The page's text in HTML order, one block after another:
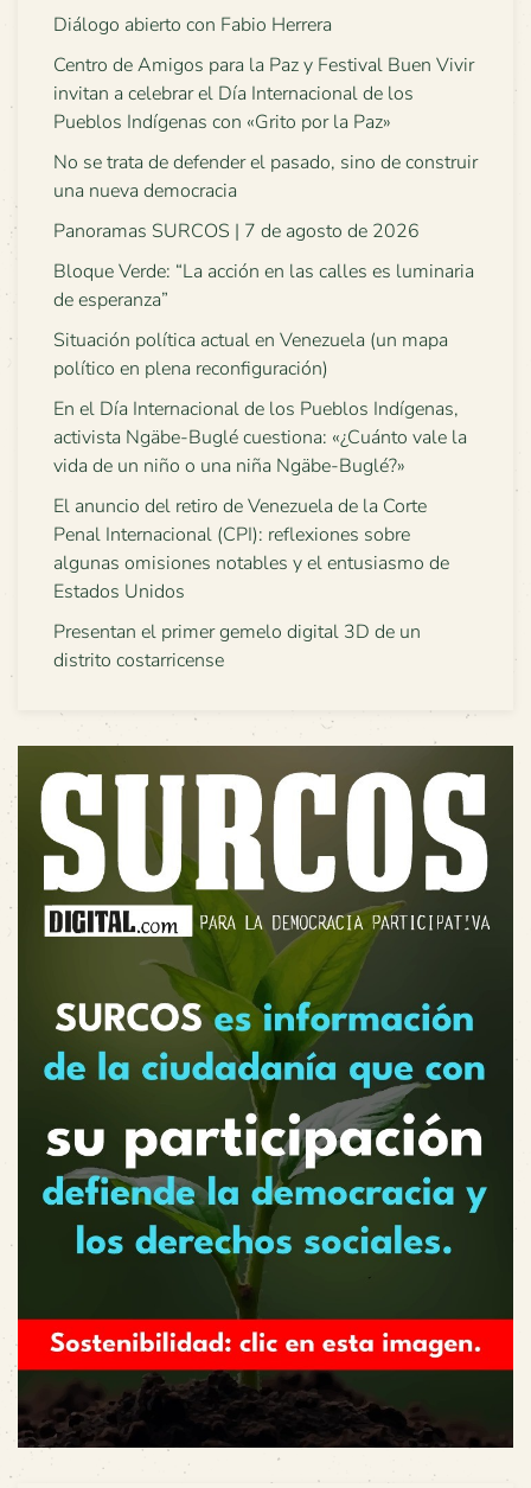
Diálogo abierto con Fabio Herrera
Centro de Amigos para la Paz y Festival Buen Vivir
invitan a celebrar el Día Internacional de los
Pueblos Indígenas con «Grito por la Paz»
No se trata de defender el pasado, sino de construir
una nueva democracia
Panoramas SURCOS | 7 de agosto de 2026
Bloque Verde: “La acción en las calles es luminaria
de esperanza”
Situación política actual en Venezuela (un mapa
político en plena reconfiguración)
En el Día Internacional de los Pueblos Indígenas,
activista Ngäbe-Buglé cuestiona: «¿Cuánto vale la
vida de un niño o una niña Ngäbe-Buglé?»
El anuncio del retiro de Venezuela de la Corte
Penal Internacional (CPI): reflexiones sobre
algunas omisiones notables y el entusiasmo de
Estados Unidos
Presentan el primer gemelo digital 3D de un
distrito costarricense